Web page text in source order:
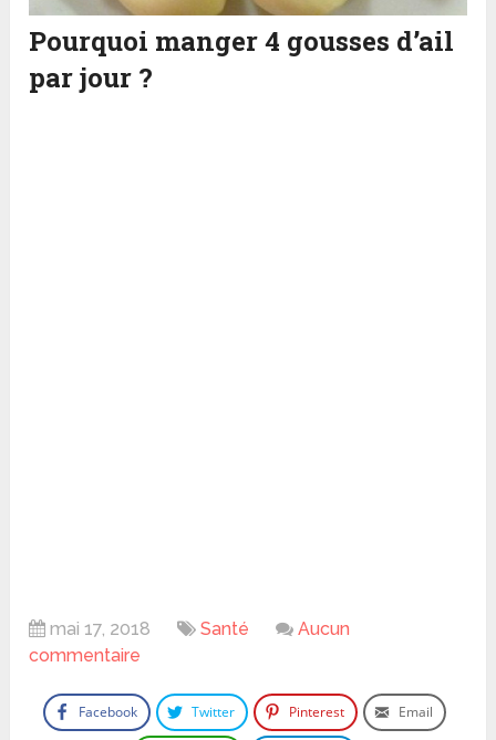
Pourquoi manger 4 gousses d’ail
par jour ?
mai 17, 2018 Santé
Aucun
commentaire
Facebook Twitter Pinterest Email